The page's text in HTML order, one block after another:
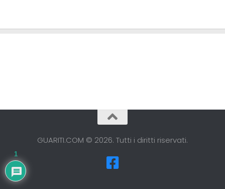
GUARITI.COM © 2026. Tutti i diritti riservati.
1